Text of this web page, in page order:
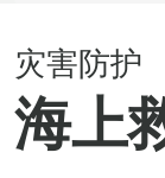
灾害防护
海上